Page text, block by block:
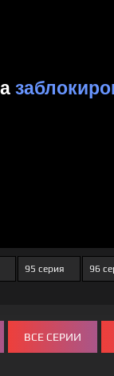
95 серия 96
ВСЕ СЕРИИ